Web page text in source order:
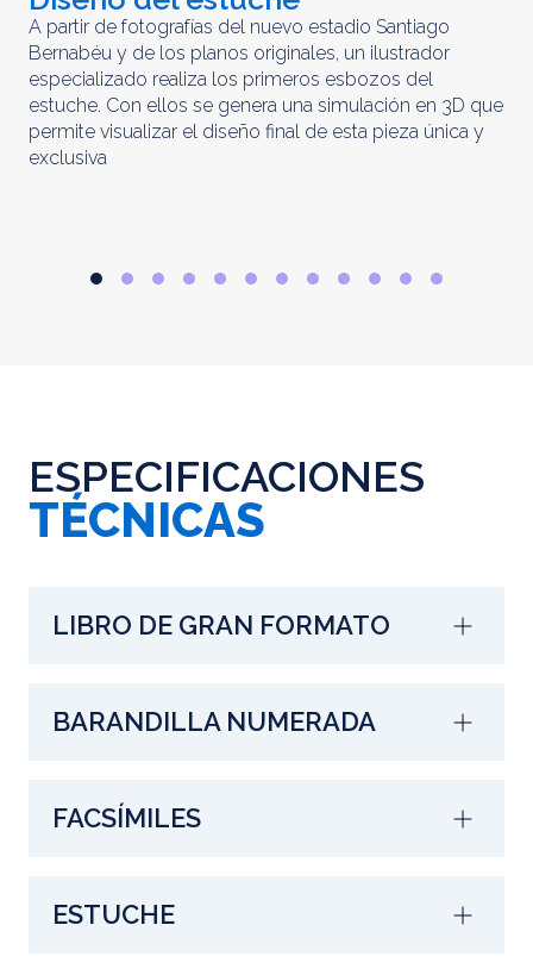
A partir de fotografías del nuevo estadio Santiago
Bernabéu y de los planos originales, un ilustrador
especializado realiza los primeros esbozos del
estuche. Con ellos se genera una simulación en 3D que
permite visualizar el diseño final de esta pieza única y
exclusiva
ESPECIFICACIONES
TÉCNICAS
LIBRO DE GRAN FORMATO
BARANDILLA NUMERADA
FACSÍMILES
ESTUCHE